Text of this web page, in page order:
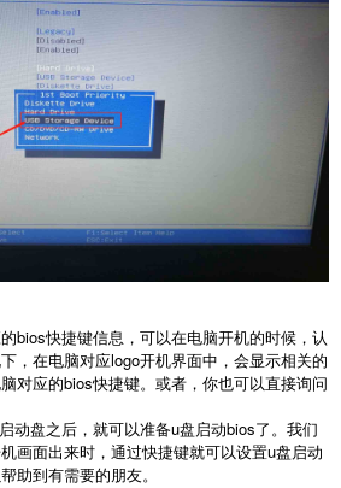
bios快捷键信息，可以在电脑开机的时候，认
，在电脑对应logo开机界面中，会显示相关的
对应的bios快捷键。或者，你也可以直接询问
盘之后，就可以准备u盘启动bios了。我们
画面出来时，通过快捷键就可以设置u盘启动
助到有需要的朋友。